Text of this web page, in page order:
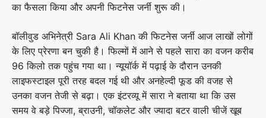
का फैसला किया और अपनी फिटनेस जर्नी शुरू की।
बॉलीवुड अभिनेत्री Sara Ali Khan की फिटनेस जर्नी आज लाखों लोगों
के लिए प्रेरणा बन चुकी है। फिल्मों में आने से पहले सारा का वजन करीब
96 किलो तक पहुंच गया था। न्यूयॉर्क में पढ़ाई के दौरान उनकी
लाइफस्टाइल पूरी तरह बदल गई थी और अनहेल्दी फूड की वजह से
उनका वजन तेजी से बढ़ा। एक इंटरव्यू में सारा ने बताया था कि उस
समय वे बड़े पिज्जा, ब्राउनी, चॉकलेट और ज्यादा बटर वाली चीजें खूब